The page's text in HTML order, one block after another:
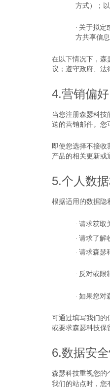
方式）；
· 关于拟定
方共享信
在以下情况下，森
议；遵守政府、法
4.营销偏好
当您注册森瑟科技
送的营销邮件。您
即使您选择不接收
产品的相关更新或
5.个人数
根据适用的数据隐
· 请求获取
· 请求了解
· 请求森瑟
· 反对或限
· 如果您对
可通过填写我们的
或要求森瑟科技保
6.数据安
森瑟科技重视您的
我们的站点时，您